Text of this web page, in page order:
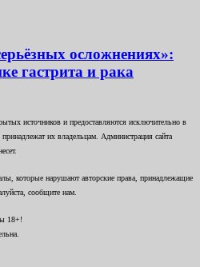
осложнениях»:
гастрита и рака
источников и предоставляются исключительно в
их владельцам. Администрация сайта
которые нарушают авторские права, принадлежащие
сообщите нам.
18+!